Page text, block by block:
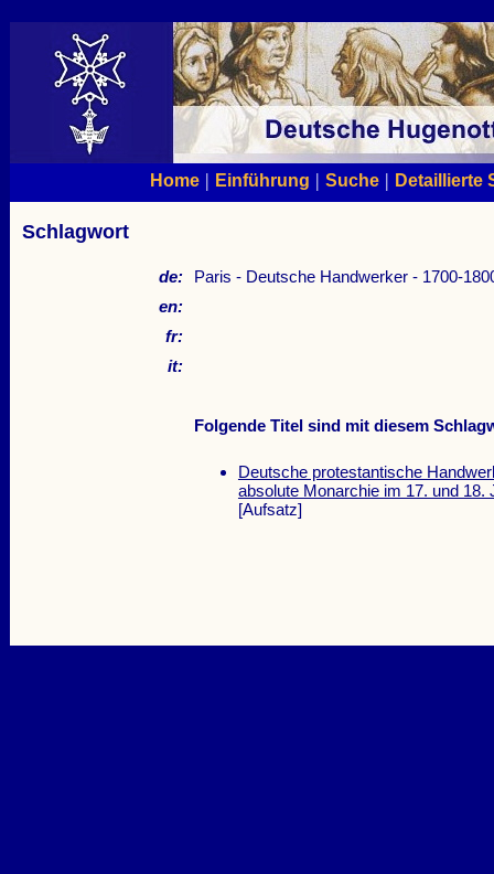
Home| Einführung | Suche| Detaillierte
Schlagwort
de:
Paris - Deutsche Handwerker - 1700-
en:
fr:
it:
Folgende Titel sind mit diesem
Deutsche protestantische
absolute Monarchie im 17. und 18.
[Aufsatz]